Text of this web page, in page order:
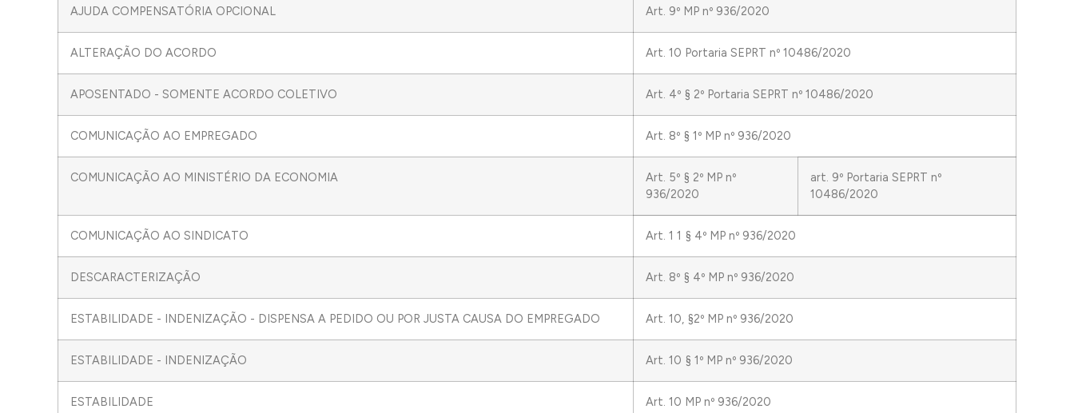
AJUDA COMPENSATÓRIA OPCIONAL Art. 9º MP nº 936/2020
ALTERAÇÃO DO ACORDO Art. 10 Portaria SEPRT nº 10486/2020
APOSENTADO - SOMENTE ACORDO COLETIVO Art. 4º § 2º Portaria SEPRT nº 10486/2020
COMUNICAÇÃO AO EMPREGADO Art. 8º § 1º MP nº 936/2020
COMUNICAÇÃO AO MINISTÉRIO DA ECONOMIA
Art. 5º § 2º MP nº
936/2020
art. 9º Portaria SEPRT nº
10486/2020
COMUNICAÇÃO AO SINDICATO Art. 1 1 § 4º MP nº 936/2020
DESCARACTERIZAÇÃO Art. 8º § 4º MP nº 936/2020
ESTABILIDADE - INDENIZAÇÃO - DISPENSA A PEDIDO OU POR JUSTA CAUSA DO EMPREGADO Art. 10, §2º MP nº 936/2020
ESTABILIDADE - INDENIZAÇÃO Art. 10 § 1º MP nº 936/2020
ESTABILIDADE Art. 10 MP nº 936/2020